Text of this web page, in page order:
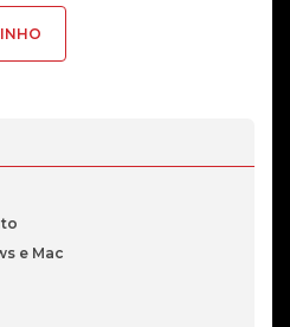
e Mac